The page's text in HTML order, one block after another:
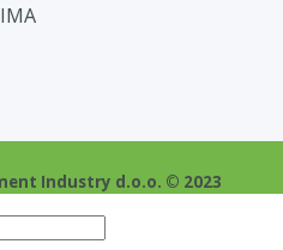
Industry d.o.o. © 2023